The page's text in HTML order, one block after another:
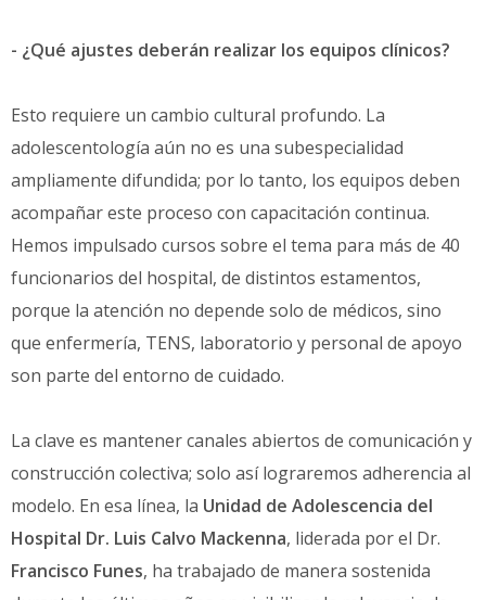
- ¿Qué ajustes deberán realizar los equipos clínicos?
Esto requiere un cambio cultural profundo. La
adolescentología aún no es una subespecialidad
ampliamente difundida; por lo tanto, los equipos deben
acompañar este proceso con capacitación continua.
Hemos impulsado cursos sobre el tema para más de 40
funcionarios del hospital, de distintos estamentos,
porque la atención no depende solo de médicos, sino
que enfermería, TENS, laboratorio y personal de apoyo
son parte del entorno de cuidado.
La clave es mantener canales abiertos de comunicación y
construcción colectiva; solo así lograremos adherencia al
modelo. En esa línea, la Unidad de Adolescencia del
Hospital Dr. Luis Calvo Mackenna, liderada por el Dr.
Francisco Funes, ha trabajado de manera sostenida